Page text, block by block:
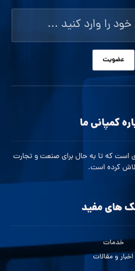
عضویت
کمپانی ما
است که تا به حال برای صنعت و تجارت
کرده است.
های مفید
خدمات
اخبار و مقالات